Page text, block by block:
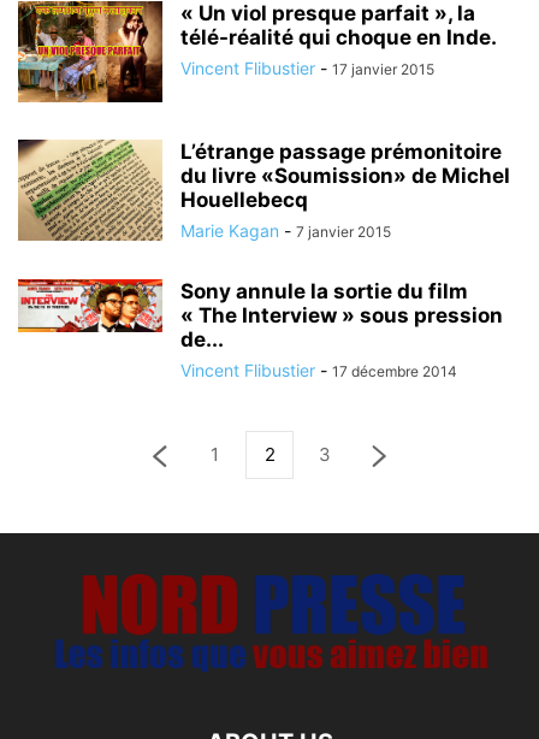
« Un viol presque parfait », la
télé-réalité qui choque en Inde.
Vincent Flibustier - 17 janvier 2015
L’étrange passage prémonitoire
du livre «Soumission» de Michel
Houellebecq
Marie Kagan - 7 janvier 2015
Sony annule la sortie du film
« The Interview » sous pression
de...
Vincent Flibustier - 17 décembre 2014
1 2 3